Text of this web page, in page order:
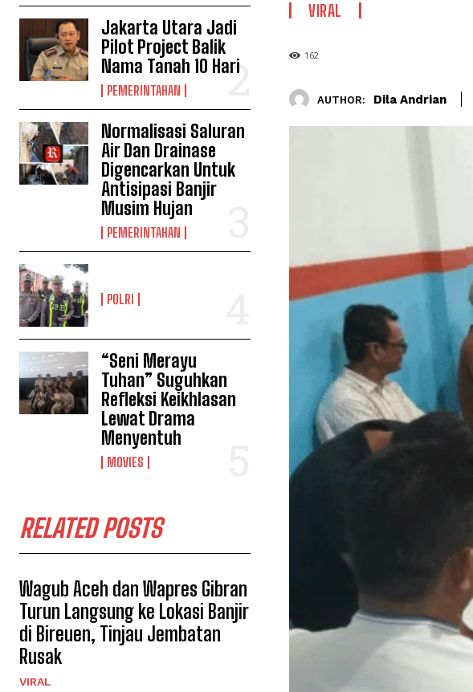
Jakarta Utara Jadi
Pilot Project Balik
Nama Tanah 10 Hari
PEMERINTAHAN
Normalisasi Saluran
Air Dan Drainase
Digencarkan Untuk
Antisipasi Banjir
Musim Hujan
PEMERINTAHAN
POLRI
“Seni Merayu
Tuhan” Suguhkan
Refleksi Keikhlasan
Lewat Drama
Menyentuh
MOVIES
RELATED POSTS
Wagub Aceh dan Wapres Gibran
Turun Langsung ke Lokasi Banjir
di Bireuen, Tinjau Jembatan
Rusak
VIRAL
VIRAL
162
AUTHOR: Dila Andrian